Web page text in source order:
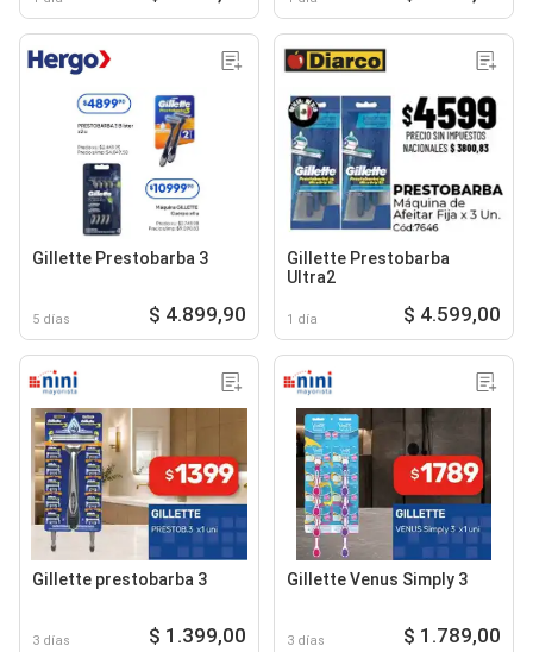
Gillette Prestobarba 3
5 días $ 4.899,90
Gillette Prestobarba
Ultra2
1 día $ 4.599,00
Gillette prestobarba 3
3 días $ 1.399,00
Gillette Venus Simply 3
3 días $ 1.789,00